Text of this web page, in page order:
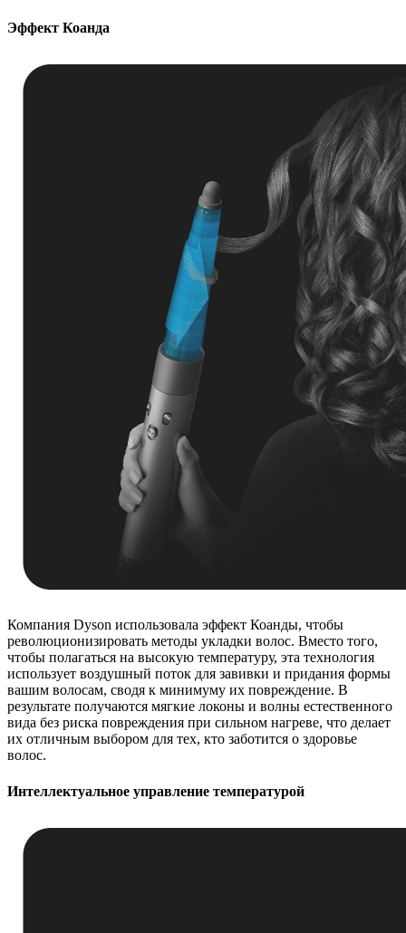
Эффект Коанда
Компания Dyson использовала эффект Коанды, чтобы
революционизировать методы укладки волос. Вместо того,
чтобы полагаться на высокую температуру, эта технология
использует воздушный поток для завивки и придания формы
вашим волосам, сводя к минимуму их повреждение. В
результате получаются мягкие локоны и волны естественного
вида без риска повреждения при сильном нагреве, что делает
их отличным выбором для тех, кто заботится о здоровье
волос.
Интеллектуальное управление температурой